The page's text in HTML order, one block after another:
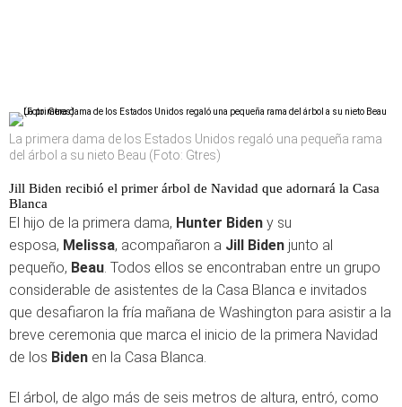
La primera dama de los Estados Unidos regaló una pequeña rama
del árbol a su nieto Beau (Foto: Gtres)
Jill Biden recibió el primer árbol de Navidad que adornará la Casa
Blanca
El hijo de la primera dama, Hunter Biden y su
esposa, Melissa, acompañaron a Jill Biden junto al
pequeño, Beau . Todos ellos se encontraban entre un grupo
considerable de asistentes de la Casa Blanca e invitados
que desafiaron la fría mañana de Washington para asistir a la
breve ceremonia que marca el inicio de la primera Navidad
de los Biden en la Casa Blanca.
El árbol, de algo más de seis metros de altura, entró, como